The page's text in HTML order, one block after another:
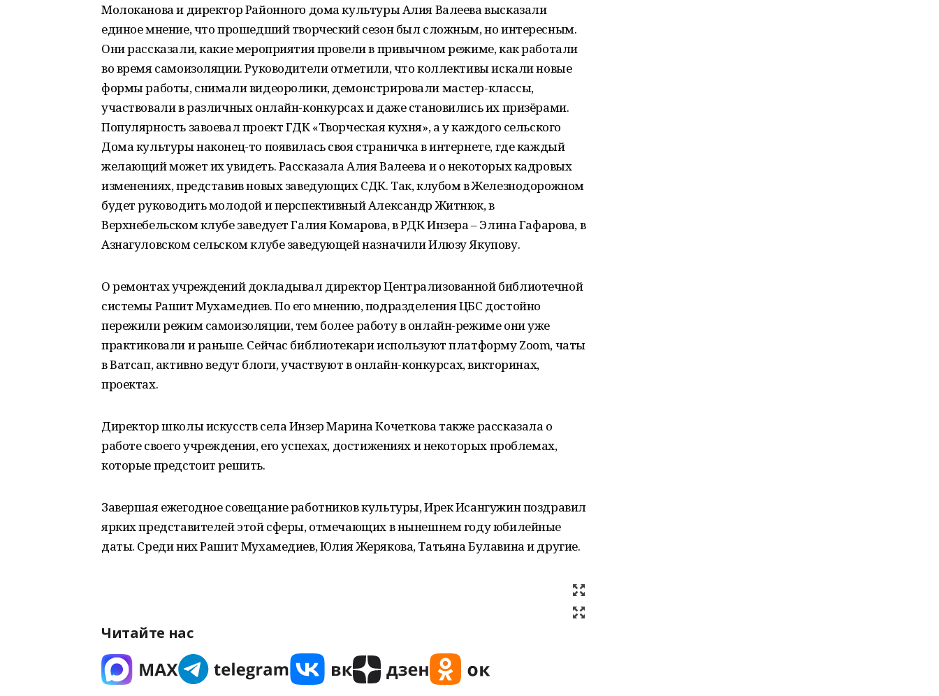
Молоканова и директор Районного дома культуры Алия Валеева высказали
единое мнение, что прошедший творческий сезон был сложным, но интересным.
Они рассказали, какие мероприятия провели в привычном режиме, как работали
во время самоизоляции. Руководители отметили, что коллективы искали новые
формы работы, снимали видеоролики, демонстрировали мастер-классы,
участвовали в различных онлайн-конкурсах и даже становились их призёрами.
Популярность завоевал проект ГДК «Творческая кухня», а у каждого сельского
Дома культуры наконец-то появилась своя страничка в интернете, где каждый
желающий может их увидеть. Рассказала Алия Валеева и о некоторых кадровых
изменениях, представив новых заведующих СДК. Так, клубом в Железнодорожном
будет руководить молодой и перспективный Александр Житнюк, в
Верхнебельском клубе заведует Галия Комарова, в РДК Инзера – Элина Гафарова, в
Азнагуловском сельском клубе заведующей назначили Илюзу Якупову.
О ремонтах учреждений докладывал директор Централизованной библиотечной
системы Рашит Мухамедиев. По его мнению, подразделения ЦБС достойно
пережили режим самоизоляции, тем более работу в онлайн-режиме они уже
практиковали и раньше. Сейчас библиотекари используют платформу Zoom, чаты
в Ватсап, активно ведут блоги, участвуют в онлайн-конкурсах, викторинах,
проектах.
Директор школы искусств села Инзер Марина Кочеткова также рассказала о
работе своего учреждения, его успехах, достижениях и некоторых проблемах,
которые предстоит решить.
Завершая ежегодное совещание работников культуры, Ирек Исангужин поздравил
ярких представителей этой сферы, отмечающих в нынешнем году юбилейные
даты. Среди них Рашит Мухамедиев, Юлия Жерякова, Татьяна Булавина и другие.
Читайте нас